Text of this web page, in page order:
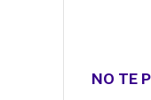
NO TE